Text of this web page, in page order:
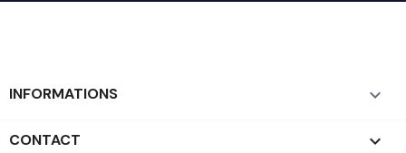
INFORMATIONS 
CONTACT keyboard_arrow_down